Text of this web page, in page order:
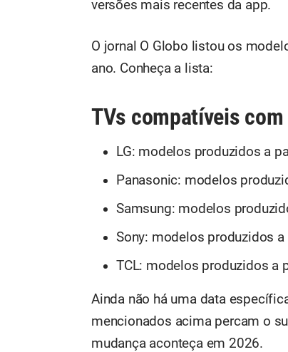
versões mais recentes da app.
O jornal O Globo listou os
ano. Conheça a lista:
TVs compatíveis
LG: modelos produzidos a
Panasonic: modelos
Samsung: modelos
Sony: modelos produzidos
TCL: modelos produzidos a
Ainda não há uma data
mencionados acima percam o
mudança aconteça em 2026.